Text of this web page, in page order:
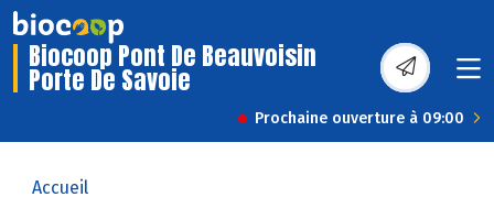
Biocoop Pont De Beauvoisin
Porte De Savoie
Prochaine ouverture à 09:00
Accueil